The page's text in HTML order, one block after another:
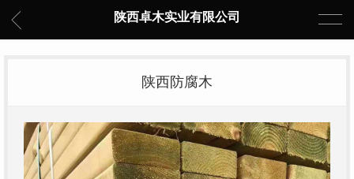
陕西卓木实业有限公司
陕西防腐木